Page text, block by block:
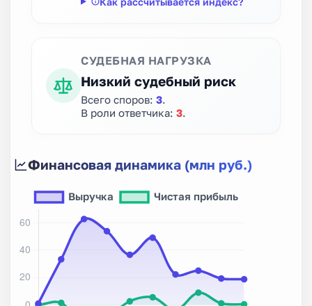
СУДЕБНАЯ НАГРУЗКА
Низкий судебный риск
Всего споров: 3
В роли ответчика: 3
Финансовая динамика (млн руб.)